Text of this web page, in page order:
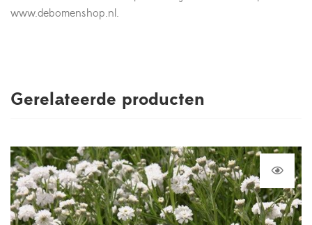
www.debomenshop.nl.
Gerelateerde producten